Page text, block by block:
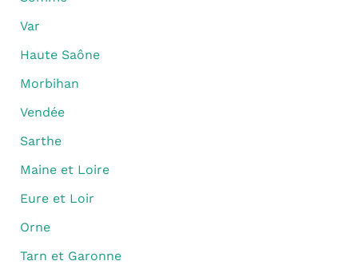
Var
Haute Saône
Morbihan
Vendée
Sarthe
Maine et Loire
Eure et Loir
Orne
Tarn et Garonne